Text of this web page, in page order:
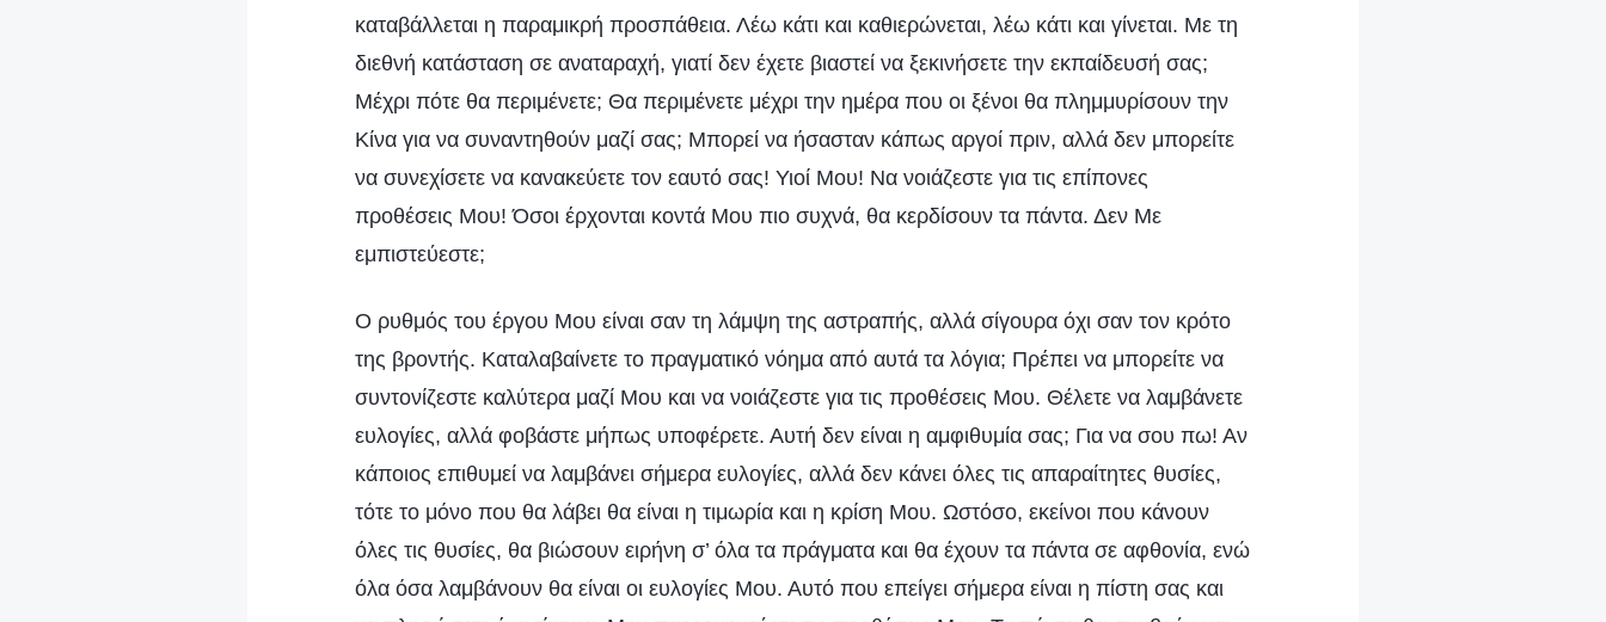
καταβάλλεται η παραμικρή προσπάθεια. Λέω κάτι και καθιερώνεται, λέω κάτι και γίνεται. Με τη
διεθνή κατάσταση σε αναταραχή, γιατί δεν έχετε βιαστεί να ξεκινήσετε την εκπαίδευσή σας;
Μέχρι πότε θα περιμένετε; Θα περιμένετε μέχρι την ημέρα που οι ξένοι θα πλημμυρίσουν την
Κίνα για να συναντηθούν μαζί σας; Μπορεί να ήσασταν κάπως αργοί πριν, αλλά δεν μπορείτε
να συνεχίσετε να κανακεύετε τον εαυτό σας! Υιοί Μου! Να νοιάζεστε για τις επίπονες
προθέσεις Μου! Όσοι έρχονται κοντά Μου πιο συχνά, θα κερδίσουν τα πάντα. Δεν Με
εμπιστεύεστε;
Ο ρυθμός του έργου Μου είναι σαν τη λάμψη της αστραπής, αλλά σίγουρα όχι σαν τον κρότο
της βροντής. Καταλαβαίνετε το πραγματικό νόημα από αυτά τα λόγια; Πρέπει να μπορείτε να
συντονίζεστε καλύτερα μαζί Μου και να νοιάζεστε για τις προθέσεις Μου. Θέλετε να λαμβάνετε
ευλογίες, αλλά φοβάστε μήπως υποφέρετε. Αυτή δεν είναι η αμφιθυμία σας; Για να σου πω! Αν
κάποιος επιθυμεί να λαμβάνει σήμερα ευλογίες, αλλά δεν κάνει όλες τις απαραίτητες θυσίες,
τότε το μόνο που θα λάβει θα είναι η τιμωρία και η κρίση Μου. Ωστόσο, εκείνοι που κάνουν
όλες τις θυσίες, θα βιώσουν ειρήνη σ’ όλα τα πράγματα και θα έχουν τα πάντα σε αφθονία, ενώ
όλα όσα λαμβάνουν θα είναι οι ευλογίες Μου. Αυτό που επείγει σήμερα είναι η πίστη σας και